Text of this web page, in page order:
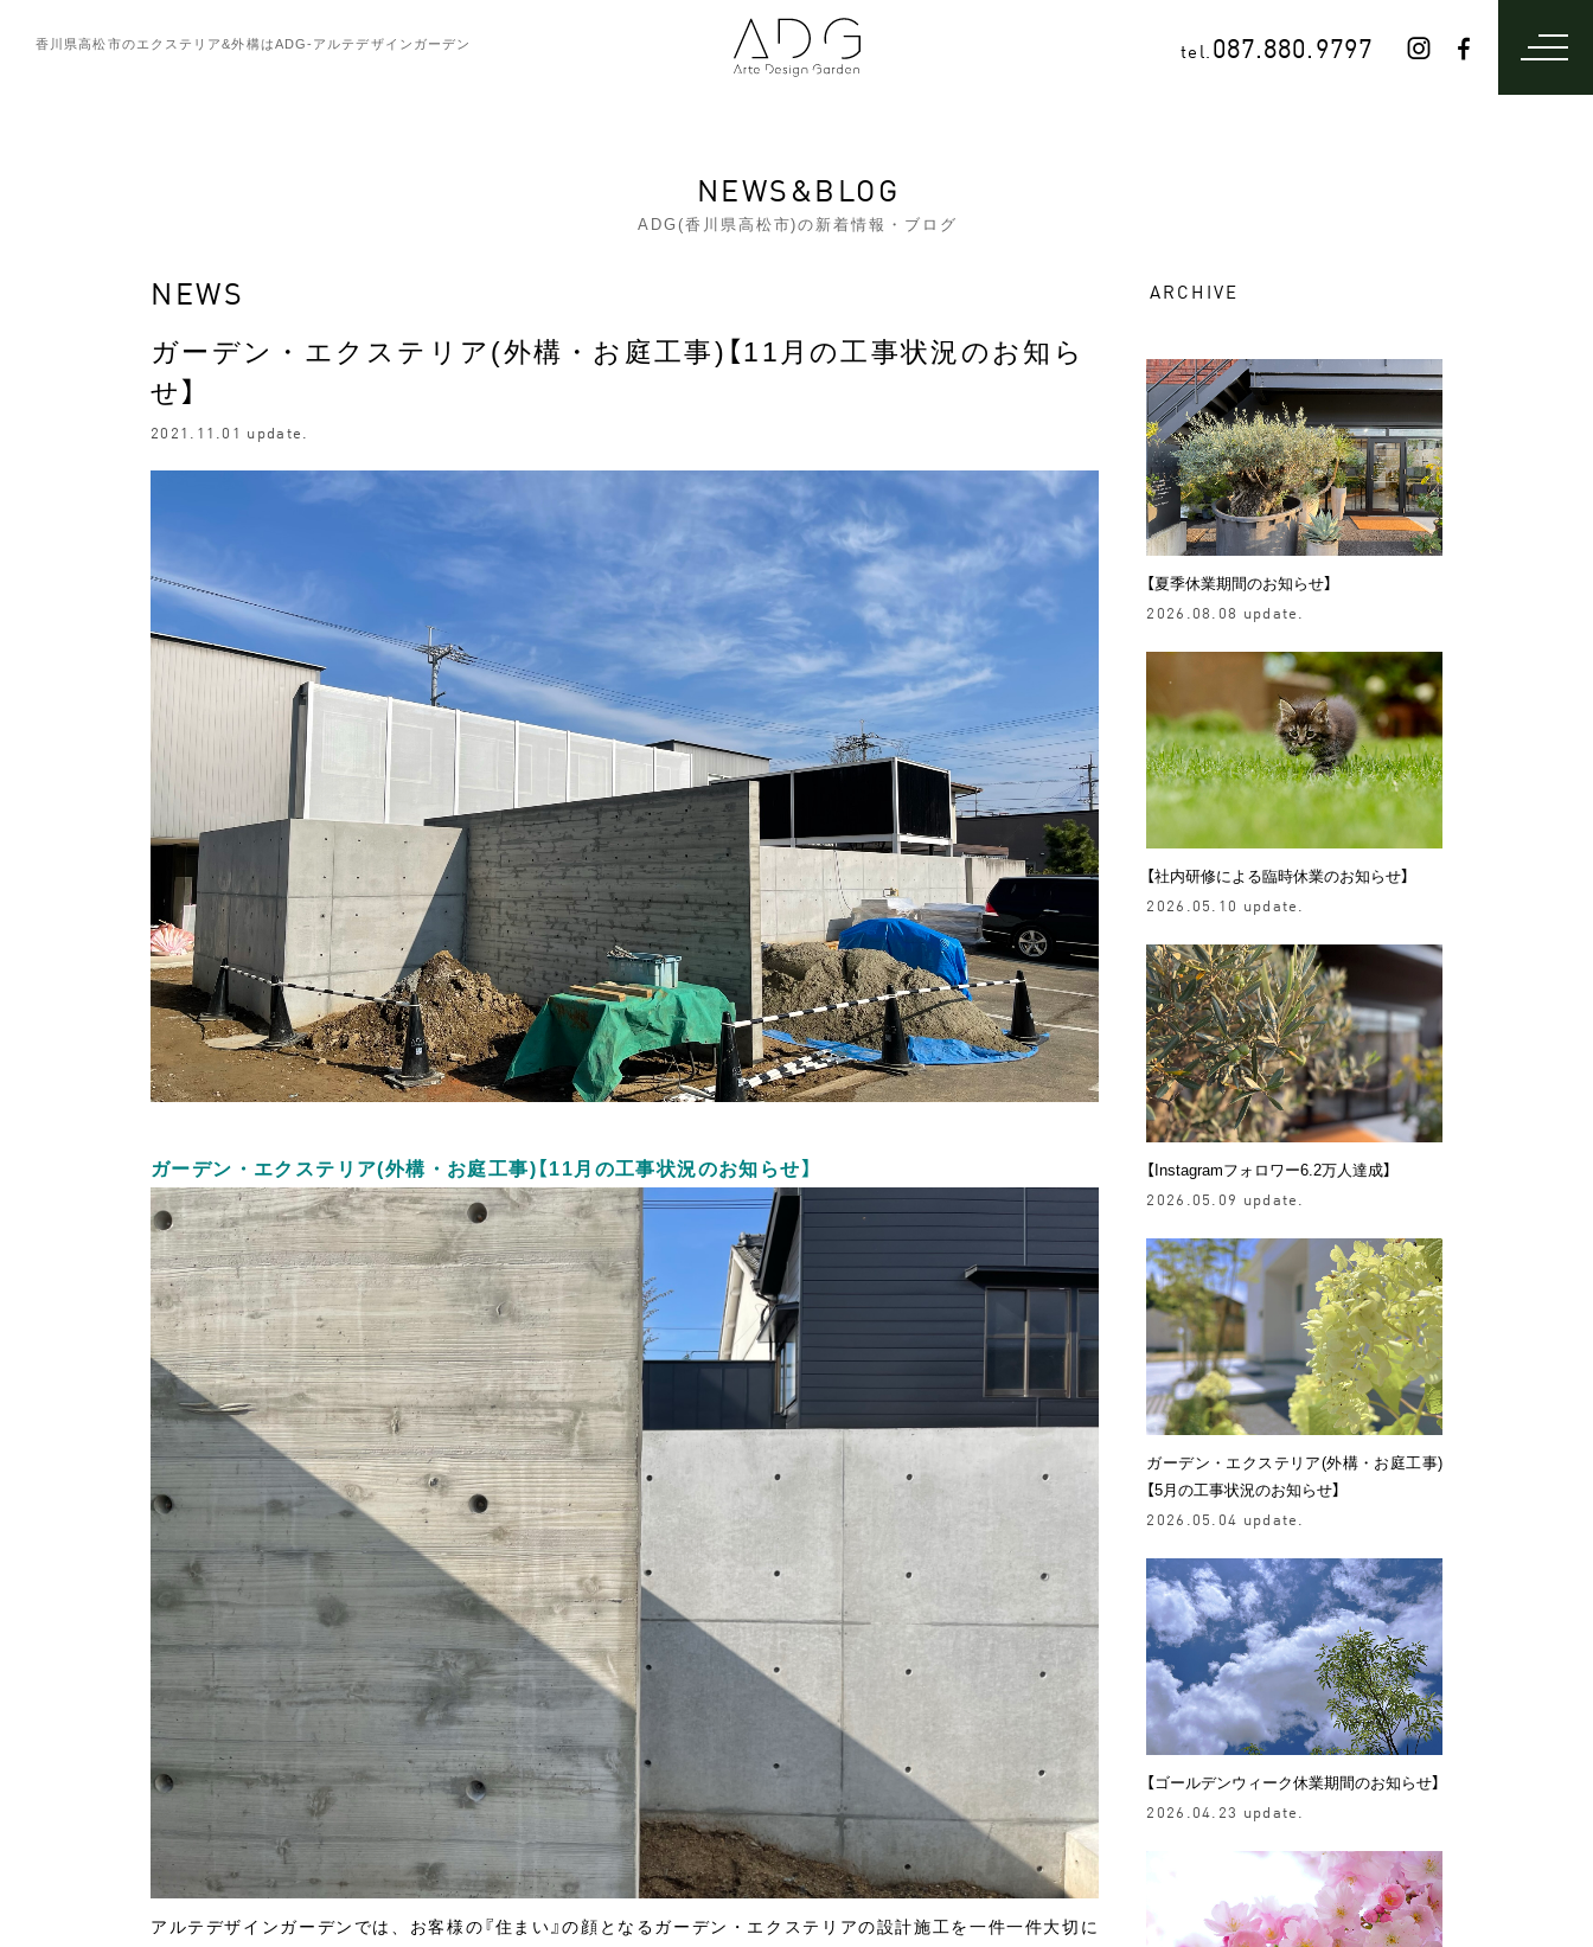
tel. 087.880.9797
NEWS&BLOG
ADG(香川県高松市)の新着情報・ブログ
香川県高松市のエクステリア&外構はADG-アルテデザインガーデン
NEWS
ガーデン・エクステリア(外構・お庭工事)【11月の工事状況のお知ら
せ】
2021.11.01 update.
ガーデン・エクステリア(外構・お庭工事)【11月の工事状況のお知らせ】
アルテデザインガーデンでは、お客様の『住まい』の顔となるガーデン・エクステリアの設計施工を一件一件大切に
ARCHIVE
【夏季休業期間のお知らせ】
2026.08.08 update.
【社内研修による臨時休業のお知らせ】
2026.05.10 update.
【Instagramフォロワー6.2万人達成】
2026.05.09 update.
ガーデン・エクステリア(外構・お庭工事)
【5月の工事状況のお知らせ】
2026.05.04 update.
【ゴールデンウィーク休業期間のお知らせ】
2026.04.23 update.